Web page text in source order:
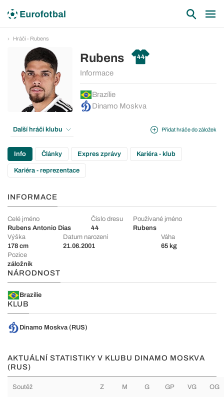
Hráči - Rubens
Rubens 44
Informace
Brazílie
Dinamo Moskva
Přidat hráče do záložek
Další hráči klubu
Info Články Expres zprávy Kariéra - klub
Kariéra - reprezentace
INFORMACE
Celé jméno
Rubens Antonio Dias
Číslo dresu
44
Používané jméno
Rubens
Výška
178 cm
Datum narození
21.06.2001
Váha
65 kg
Pozice
záložník
NÁRODNOST
Brazílie
KLUB
Dinamo Moskva (RUS)
AKTUÁLNÍ STATISTIKY V KLUBU DINAMO MOSKVA
(RUS)
Soutěž Z M G GP VG OG